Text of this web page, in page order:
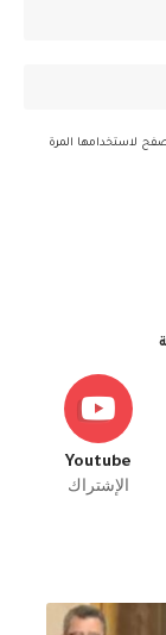
لاستخدامها المرة
Youtube
الإشتراك